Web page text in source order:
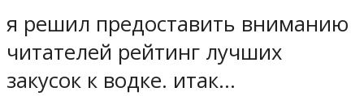
я решил предоставить вниманию
читателей рейтинг лучших
закусок к водке. итак…